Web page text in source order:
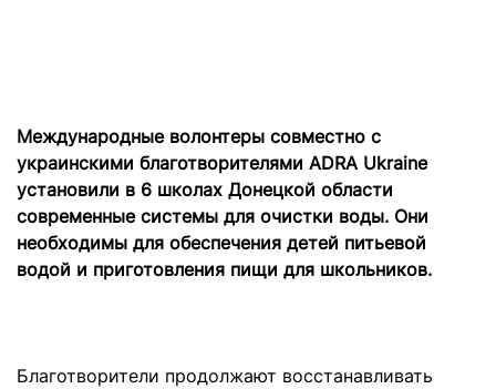
Международные волонтеры совместно с
украинскими благотворителями ADRA Ukraine
установили в 6 школах Донецкой области
современные системы для очистки воды. Они
необходимы для обеспечения детей питьевой
водой и приготовления пищи для школьников.
Благотворители продолжают восстанавливать